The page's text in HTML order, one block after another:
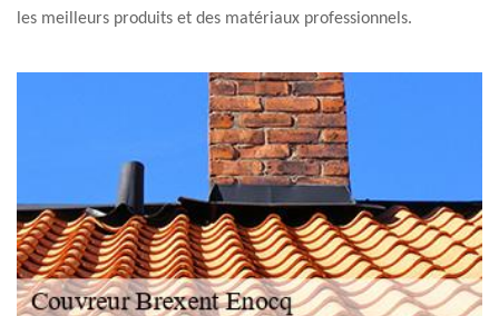
les meilleurs produits et des matériaux professionnels.